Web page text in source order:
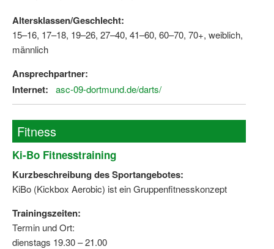
Altersklassen/Geschlecht:
15–16, 17–18, 19–26, 27–40, 41–60, 60–70, 70+, weiblich,
männlich
Ansprechpartner:
Internet:
asc-09-dortmund.de/darts/
Fitness
Ki-Bo Fitnesstraining
Kurzbeschreibung des Sportangebotes:
KiBo (Kickbox Aerobic) ist ein Gruppenfitnesskonzept
Trainingszeiten:
Termin und Ort:
dienstags 19.30 – 21.00